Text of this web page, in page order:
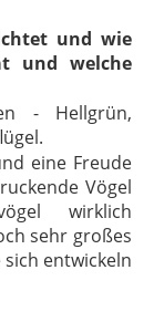
und wie
und welche
- Hellgrün,
eine Freude
Vögel
wirklich
sehr großes
entwickeln